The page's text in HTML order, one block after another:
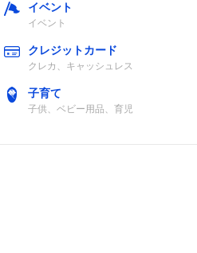
イベント
イベント
クレジットカード
クレカ、キャッシュレス
子育て
子供、ベビー用品、育児